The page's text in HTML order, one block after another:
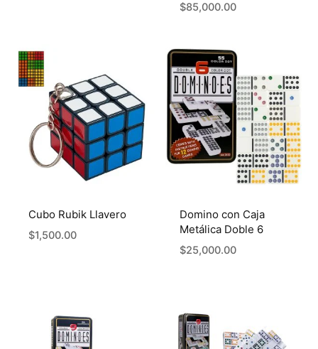
$85,000.00
Cubo Rubik Llavero
$1,500.00
Domino con Caja
Metálica Doble 6
$25,000.00